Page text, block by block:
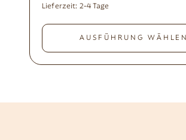
Lieferzeit: 2-4 Tage
AUSFÜHRUNG WÄHLEN